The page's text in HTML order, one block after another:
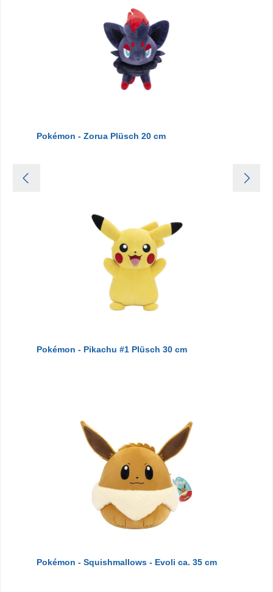
Pokémon - Zorua Plüsch 20 cm
Pokémon - Pikachu #1 Plüsch 30 cm
Pokémon - Squishmallows - Evoli ca. 35 cm